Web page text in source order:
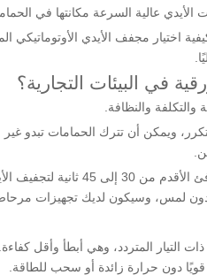
الأيدي عالية السرعة مكانتها في
في البيئات التجارية؟
والنظافة.
ويمكن أن تترك الحمامات تبدو
المتردد، وهي أبطأ وأقل
دون حرارة زائدة أو سحب للطاقة.